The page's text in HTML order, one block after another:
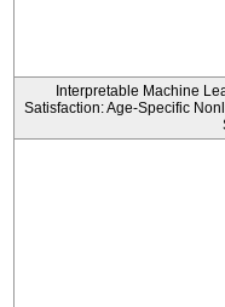
Interpretable Machine
Satisfaction: Age-Specific